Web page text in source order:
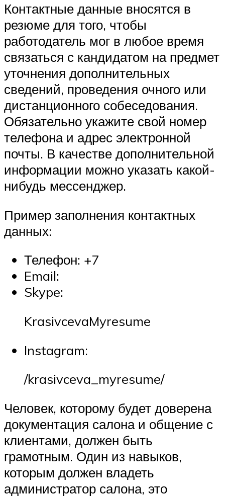
Контактные данные вносятся в
резюме для того, чтобы
работодатель мог в любое время
связаться с кандидатом на предмет
уточнения дополнительных
сведений, проведения очного или
дистанционного собеседования.
Обязательно укажите свой номер
телефона и адрес электронной
почты. В качестве дополнительной
информации можно указать какой-
нибудь мессенджер.
Пример заполнения контактных
данных:
Телефон: +7
Email:
Skype:
KrasivcevaMyresume
Instagram:
/krasivceva_myresume/
Человек, которому будет доверена
документация салона и общение с
клиентами, должен быть
грамотным. Один из навыков,
которым должен владеть
администратор салона, это